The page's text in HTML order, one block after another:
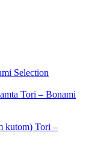
Selection
Tori – Bonami
kutom) Tori –